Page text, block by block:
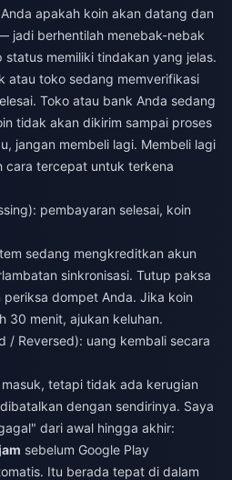
apakah koin akan datang dan
jadi berhentilah menebak-nebak
memiliki tindakan yang jelas.
atau toko sedang memverifikasi
Toko atau bank Anda sedang
tidak akan dikirim sampai proses
jangan membeli lagi. Membeli lagi
cara tercepat untuk terkena
pembayaran selesai, koin
sedang mengkreditkan akun
sinkronisasi. Tutup paksa
dompet Anda. Jika koin
30 menit, ajukan keluhan.
/ Reversed): uang kembali secara
tetapi tidak ada kerugian
dengan sendirinya. Saya
dari awal hingga akhir:
sebelum Google Play
Itu berada tepat di dalam